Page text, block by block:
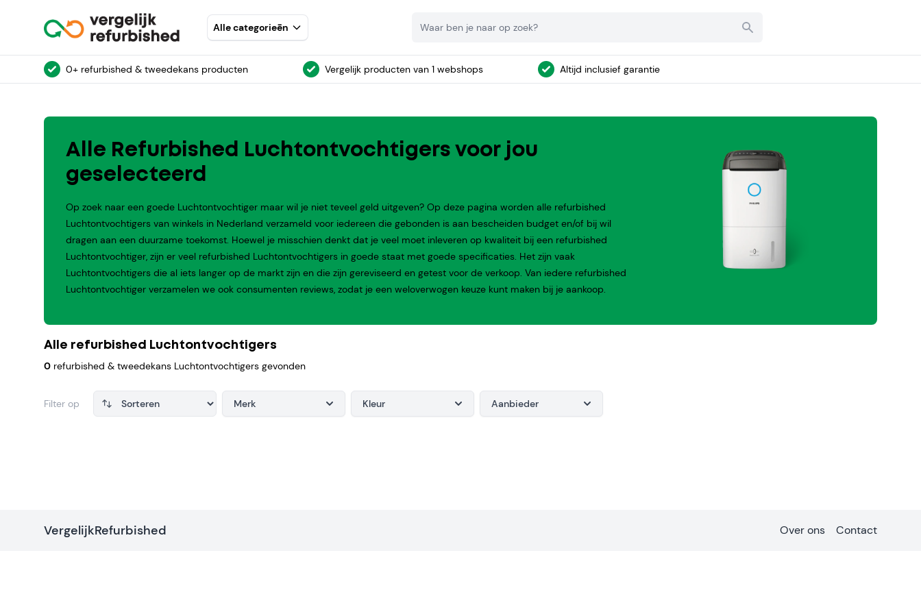
Alle categorieēn
0+ refurbished & tweedekans producten Vergelijk producten van 1 webshops Altijd inclusief garantie
Alle Refurbished Luchtontvochtigers voor jou
geselecteerd
Op zoek naar een goede Luchtontvochtiger maar wil je niet teveel geld uitgeven? Op deze pagina worden alle refurbished
Luchtontvochtigers van winkels in Nederland verzameld voor iedereen die gebonden is aan bescheiden budget en/of bij wil
dragen aan een duurzame toekomst. Hoewel je misschien denkt dat je veel moet inleveren op kwaliteit bij een refurbished
Luchtontvochtiger, zijn er veel refurbished Luchtontvochtigers in goede staat met goede specificaties. Het zijn vaak
Luchtontvochtigers die al iets langer op de markt zijn en die zijn gereviseerd en getest voor de verkoop. Van iedere refurbished
Luchtontvochtiger verzamelen we ook consumenten reviews, zodat je een weloverwogen keuze kunt maken bij je aankoop.
Alle refurbished Luchtontvochtigers
0 refurbished & tweedekans Luchtontvochtigers gevonden
Filter op Merk Kleur Aanbieder
VergelijkRefurbished Over ons Contact